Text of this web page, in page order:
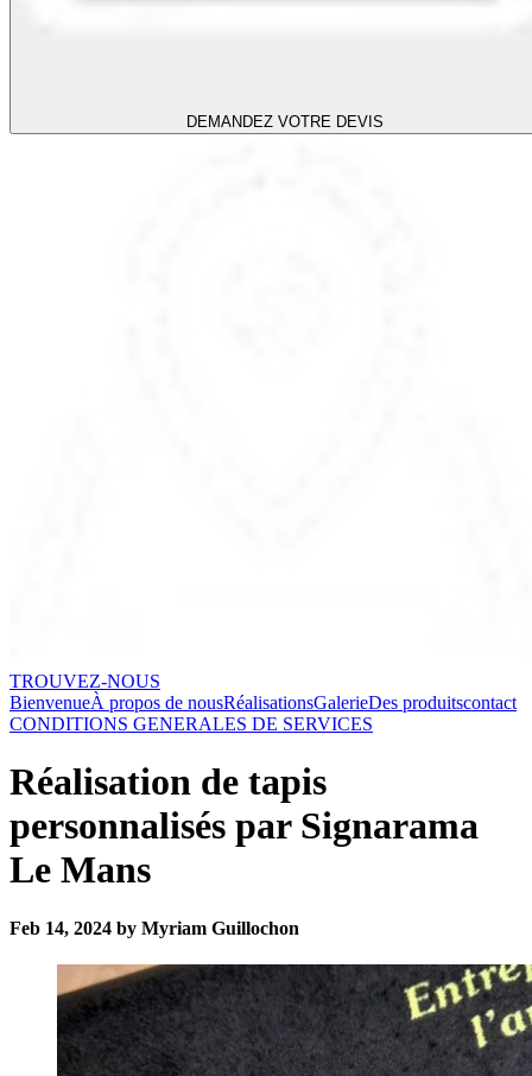
DEMANDEZ VOTRE DEVIS
TROUVEZ-NOUS
BienvenueÀ propos de nousRéalisationsGalerieDes produitscontact
CONDITIONS GENERALES DE SERVICES
Réalisation de tapis
personnalisés par Signarama
Le Mans
Feb 14, 2024 by Myriam Guillochon